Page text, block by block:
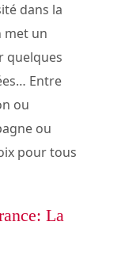
dans la
met un
quelques
Entre
ou
ou
pour tous
La